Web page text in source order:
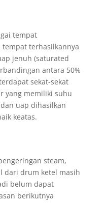
tempat
terhasilkannya
jenuh (saturated
antara 50%
sekat-sekat
yang memiliki suhu
uap dihasilkan
keatas.
steam,
dari drum ketel masih
belum dapat
berikutnya